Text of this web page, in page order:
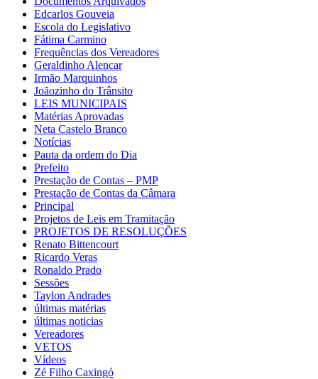
Edcarlos Gouveia
Escola do Legislativo
Fátima Carmino
Frequências dos Vereadores
Geraldinho Alencar
Irmão Marquinhos
Joãozinho do Trânsito
LEIS MUNICIPAIS
Matérias Aprovadas
Neta Castelo Branco
Notícias
Pauta da ordem do Dia
Prefeito
Prestação de Contas – PMP
Prestação de Contas da Câmara
Principal
Projetos de Leis em Tramitação
PROJETOS DE RESOLUÇÕES
Renato Bittencourt
Ricardo Veras
Ronaldo Prado
Sessões
Taylon Andrades
últimas matérias
últimas noticias
Vereadores
VETOS
Vídeos
Zé Filho Caxingó